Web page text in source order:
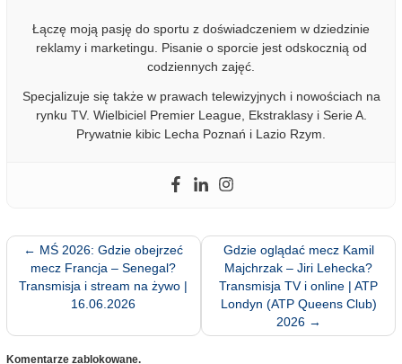
Łączę moją pasję do sportu z doświadczeniem w dziedzinie
reklamy i marketingu. Pisanie o sporcie jest odskocznią od
codziennych zajęć.
Specjalizuje się także w prawach telewizyjnych i nowościach na
rynku TV. Wielbiciel Premier League, Ekstraklasy i Serie A.
Prywatnie kibic Lecha Poznań i Lazio Rzym.
← MŚ 2026: Gdzie obejrzeć
mecz Francja – Senegal?
Transmisja i stream na żywo |
16.06.2026
Gdzie oglądać mecz Kamil
Majchrzak – Jiri Lehecka?
Transmisja TV i online | ATP
Londyn (ATP Queens Club)
2026 →
Komentarze zablokowane.